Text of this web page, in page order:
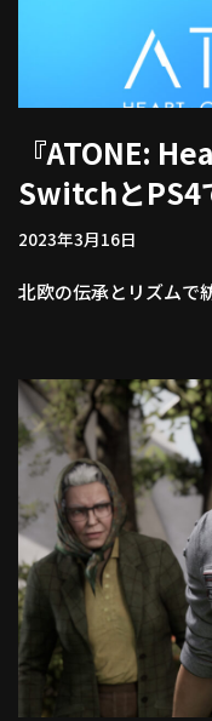
『ATONE:
SwitchとPS4
2023年3月16日
北欧の伝承とリズムで